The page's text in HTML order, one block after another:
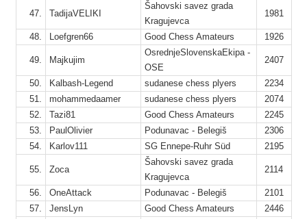
47. TadijaVELIKI
Šahovski savez grada
Kragujevca
1981
48. Loefgren66 Good Chess Amateurs 1926
49. Majkujim
OsrednjeSlovenskaEkipa -
OSE
2407
50. Kalbash-Legend sudanese chess plyers
2234
51.
mohammedaamer sudanese chess plyers
2074
52.
Tazi81 Good Chess Amateurs
2245
53.
PaulOlivier Podunavac - Belegiš
2306
54.
Karlov111 SG Ennepe-Ruhr Süd 2195
55. Zoca
Šahovski savez grada
Kragujevca
2114
56. OneAttack Podunavac - Belegiš
2101
57.
JensLyn Good Chess Amateurs 2446